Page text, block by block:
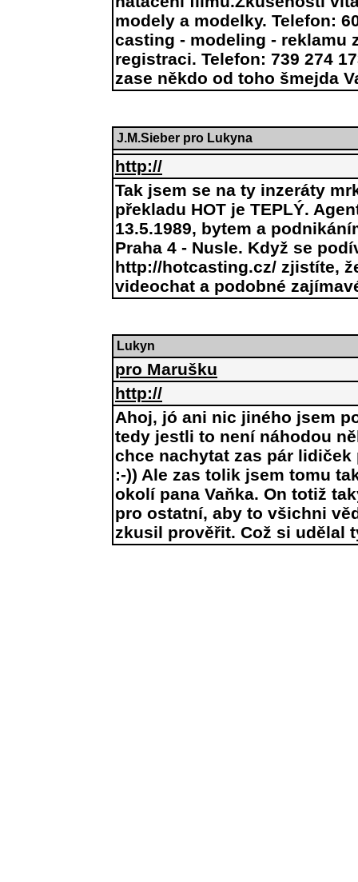
modely a modelky. Telefon:
casting - modeling - reklamu
registraci. Telefon: 739 274
zase někdo od toho šmejda
J.M.Sieber pro Lukyna
http://
Tak jsem se na ty inzeráty
překladu HOT je TEPLÝ.
13.5.1989, bytem a
Praha 4 - Nusle. Když se
http://hotcasting.cz/ zjistíte,
videochat a podobné
Lukyn
pro Marušku
http://
Ahoj, jó ani nic jiného jsem
tedy jestli to není náhodou
chce nachytat zas pár
:-)) Ale zas tolik jsem tomu
okolí pana Vaňka. On totiž
pro ostatní, aby to všichni
zkusil prověřit. Což si udělal